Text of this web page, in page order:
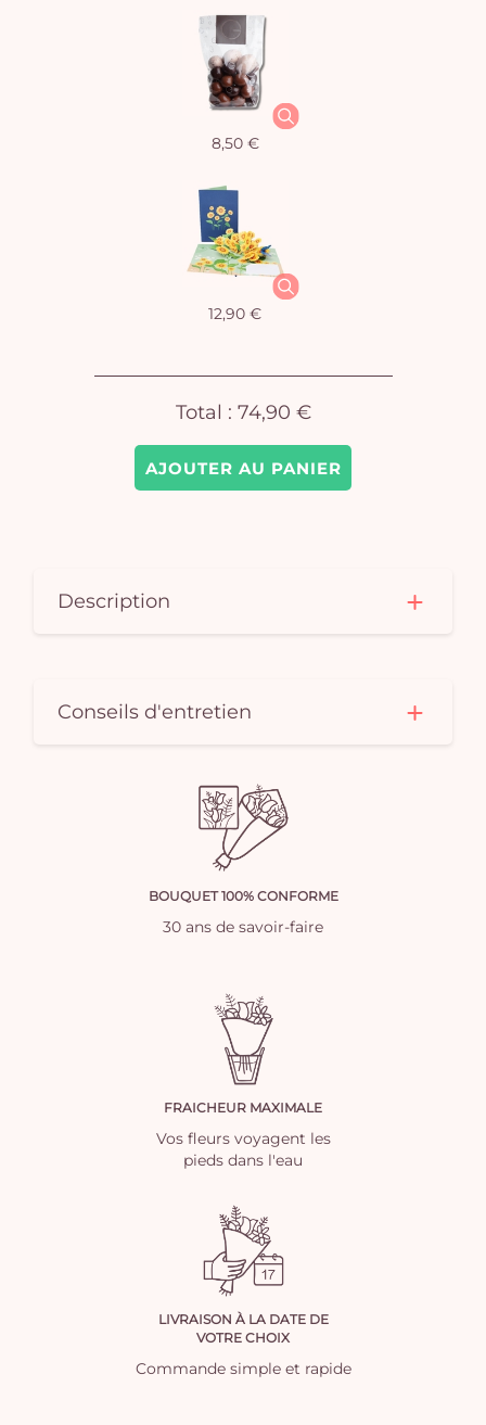
AJOUTER AU PANIER
8,50 €
12,90 €
Total : 74,90 €
Description
Conseils d'entretien
BOUQUET 100% CONFORME
30 ans de savoir-faire
FRAICHEUR MAXIMALE
Vos fleurs voyagent les
pieds dans l'eau
LIVRAISON À LA DATE DE
VOTRE CHOIX
Commande simple et rapide